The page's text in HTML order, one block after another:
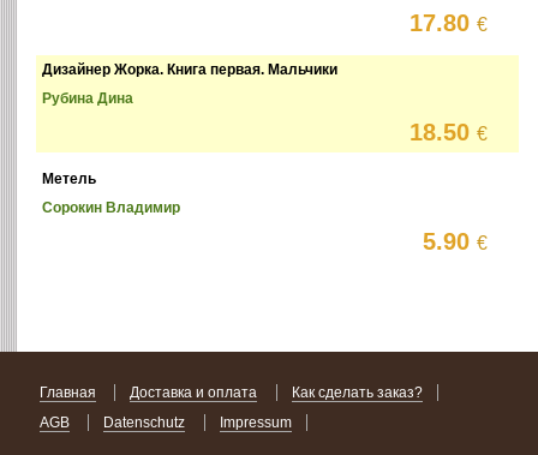
17.80€
Дизайнер Жорка. Книга первая. Мальчики
Рубина Дина
18.50€
Метель
Сорокин Владимир
5.90€
Главная Доставка и оплата
Как сделать заказ?
AGB
Datenschutz Impressum